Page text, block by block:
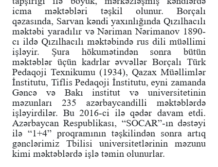
icma məktəbləri təşkil olunur. Borçalı
qəzasında, Sarvan kəndi yaxınlığında Qızılhacılı
məktəbi yaradılır və Nəriman Nərimanov 1890-
cı ildə Qızılhacılı məktəbində rus dili müəllimi
işləyir. Şura hökumətindən sonra bütün
məktəblər üçün kadrlar əvvəllər Borçalı Türk
Pedaqoji Texnikumu (1934), Qazax Müəllimlər
İnstitutu, Tiflis Pedaqoji İnstitutu, eyni zamanda
Gəncə və Bakı institut və universitetinin
məzunları 235 azərbaycandilli məktəblərdə
işləyirdilər. Bu 2016-ci ilə qədər davam etdi.
Azərbaycan Respublikası, “SOCAR”-ın dəstəyi
ilə “1+4” proqramının təşkilindən sonra artıq
gənclərimiz Tbilisi universitetlərinin məzunu
kimi məktəblərdə işlə təmin olunurlar.